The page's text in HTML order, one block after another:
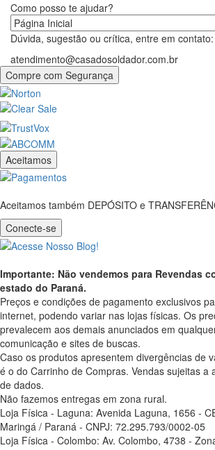
Como posso te ajudar?
Dúvida, sugestão ou crítica, entre em contato:
atendimento@casadosoldador.com.br
Compre com Segurança
Aceitamos
Aceitamos também DEPÓSITO e
Conecte-se
Importante: Não vendemos para Revendas
estado do Paraná.
Preços e condições de pagamento exclusivos
internet, podendo variar nas lojas físicas. Os
prevalecem aos demais anunciados em
comunicação e sites de buscas.
Caso os produtos apresentem divergências de
é o do Carrinho de Compras. Vendas sujeitas a
de dados.
Não fazemos entregas em zona rural.
Loja Física - Laguna: Avenida Laguna, 1656 -
Maringá / Paraná - CNPJ: 72.295.793/0002-05
Loja Física - Colombo: Av. Colombo, 4738 -